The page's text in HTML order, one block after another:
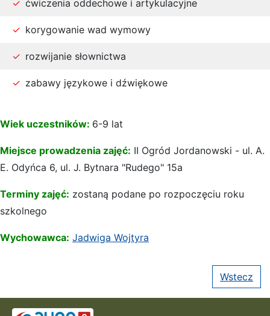
ćwiczenia oddechowe i artykulacyjne
korygowanie wad wymowy
rozwijanie słownictwa
zabawy językowe i dźwiękowe
Wiek uczestników: 6-9 lat
Miejsce prowadzenia zajęć: II Ogród Jordanowski - ul. A.
E. Odyńca 6, ul. J. Bytnara "Rudego" 15a
Terminy zajęć: zostaną podane po rozpoczęciu roku
szkolnego
Wychowawca: Jadwiga Wojtyra
Wstecz